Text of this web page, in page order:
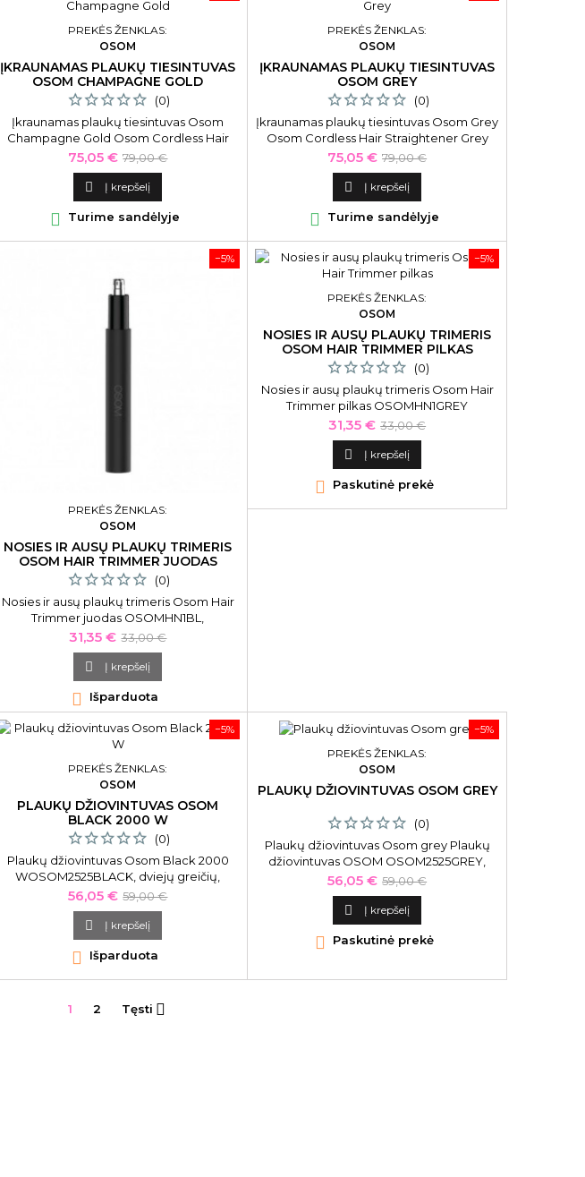
PREKĖS ŽENKLAS:
OSOM
ĮKRAUNAMAS PLAUKŲ TIESINTUVAS
OSOM CHAMPAGNE GOLD
(0)
Įkraunamas plaukų tiesintuvas Osom
Champagne Gold Osom Cordless Hair
Straightener Champagne Gold
OSOMHS2003CHP, aukso spalvos,
belaidis.
Kaina
75,05 € Bazinė
kaina
79,00 €
 Į krepšelį
 Turime sandėlyje
PREKĖS ŽENKLAS:
OSOM
ĮKRAUNAMAS PLAUKŲ TIESINTUVAS
OSOM GREY
(0)
Įkraunamas plaukų tiesintuvas Osom Grey
Osom Cordless Hair Straightener Grey
OSOMHS2003GREY, pilkos spalvos,
belaidis
Kaina
75,05 € Bazinė
kaina
79,00 €
 Į krepšelį
 Turime sandėlyje
−5%
PREKĖS ŽENKLAS:
OSOM
NOSIES IR AUSŲ PLAUKŲ TRIMERIS
OSOM HAIR TRIMMER JUODAS
(0)
Nosies ir ausų plaukų trimeris Osom Hair
Trimmer juodas OSOMHN1BL,
Kaina
31,35 € Bazinė
kaina
33,00 €
 Į krepšelį
 Išparduota
−5%
PREKĖS ŽENKLAS:
OSOM
NOSIES IR AUSŲ PLAUKŲ TRIMERIS
OSOM HAIR TRIMMER PILKAS
(0)
Nosies ir ausų plaukų trimeris Osom Hair
Trimmer pilkas OSOMHN1GREY
Kaina
31,35 € Bazinė
kaina
33,00 €
 Į krepšelį
 Paskutinė prekė
−5%
PREKĖS ŽENKLAS:
OSOM
PLAUKŲ DŽIOVINTUVAS OSOM
BLACK 2000 W
(0)
Plaukų džiovintuvas Osom Black 2000
WOSOM2525BLACK, dviejų greičių,
juodos spalvos
Kaina
56,05 € Bazinė
kaina
59,00 €
 Į krepšelį
 Išparduota
−5%
PREKĖS ŽENKLAS:
OSOM
PLAUKŲ DŽIOVINTUVAS OSOM GREY
(0)
Plaukų džiovintuvas Osom grey Plaukų
džiovintuvas OSOM OSOM2525GREY,
2000 W, dviejų greičių, pilkos spalvos. Šis
džiovintuvas dėl pažangios jonų
technologijos plaukus išdžiovina dvigubai
greičiau negu su įprasti plaukų
džiovintuvai.
Kaina
56,05 € Bazinė
kaina
59,00 €
 Į krepšelį
 Paskutinė prekė
1 2 Tęsti 